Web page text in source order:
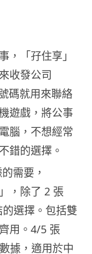
，「孖住享」
收發公司
碼就用來聯絡
遊戲，將公事
腦，不想經常
錯的選擇。
需要，
，除了 2 張
選擇。包括雙
用。4/5 張
據，適用於中